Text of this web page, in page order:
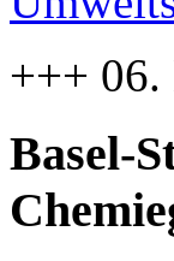
+++
Basel-